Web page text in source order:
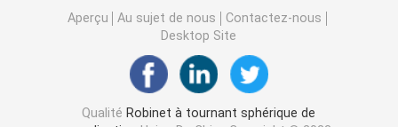
robinet à tournant sphérique électrique
Robinet à tournant sphérique de joint en métal
Aperçu Au sujet de nous
Contactez-nous
Desktop Site
Qualité Robinet à tournant sphérique de